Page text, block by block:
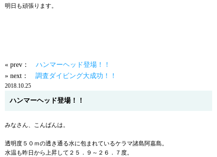
明日も頑張ります。
« prev： ハンマーヘッド登場！！
» next： 調査ダイビング大成功！！
2018.10.25
ハンマーヘッド登場！！
みなさん、こんばんは。
透明度５０ｍの透き通る水に包まれているケラマ諸島阿嘉島。
水温も昨日から上昇して２５．９～２６．７度。